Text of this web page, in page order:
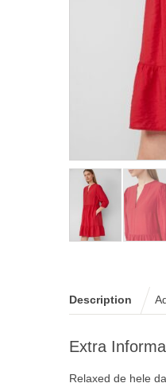
Description
Extra
Relaxed de hele